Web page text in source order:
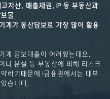
자산, 매출채권, IP 등 부동산과
물
계가 동산담보로 가장 많이 활용
계 담보대출이 어려웠는데요.
나 분실 등 부동산에 비해 리스크
하기때문에 1금융권에서는 대부
습니다.